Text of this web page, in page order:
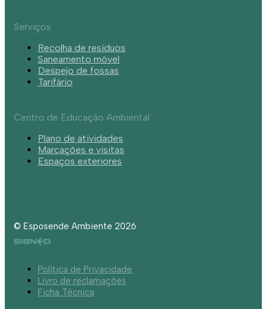
Serviços
Recolha de resíduos
Saneamento móvel
Despejo de fossas
Tarifário
Centro de Educação Ambiental
Plano de atividades
Marcações e visitas
Espaços exteriores
© Esposende Ambiente 2026
Política de Privacidade
Livro de reclamações
Ficha Técnica